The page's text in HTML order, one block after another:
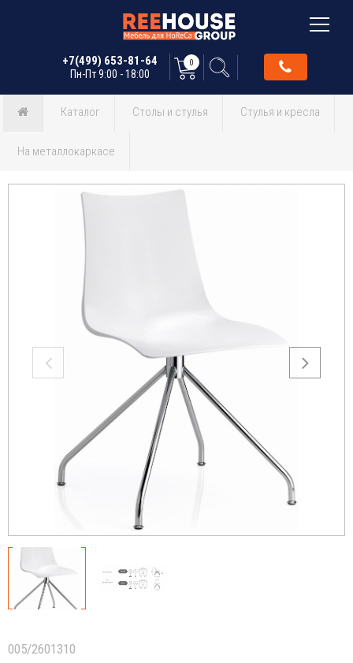
+7(499) 653-81-64
Пн-Пт 9:00 - 18:00
0
Каталог Столы и стулья Стулья и кресла
На металлокаркасе
005/2601310